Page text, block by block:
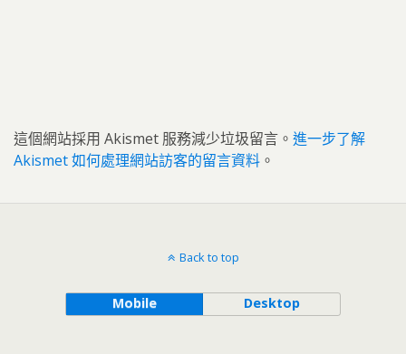
這個網站採用 Akismet 服務減少垃圾留言。 進一步了解
Akismet 如何處理網站訪客的留言資料 。
Back to top
Mobile Desktop